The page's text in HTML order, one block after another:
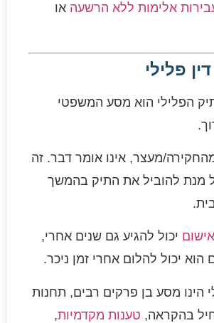
אלימות ללא הרשעה או
פלילי
הפלילי הוא מסע המשפטי
מעצר, אינו אומר דבר. זה
מנת להוביל את התיק בהמשך
יכול להגיע גם שנים אחרי,
הוא יכול להלום אחרי זמן ניכר.
הינו מסע בן פרקים רבים, תחנות
בהקראה, טענות מקדמיות,